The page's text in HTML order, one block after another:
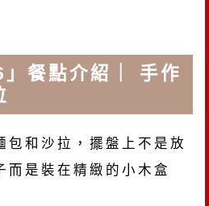
」餐點介紹｜ 手作
包和沙拉，擺盤上不是放
而是裝在精緻的小木盒